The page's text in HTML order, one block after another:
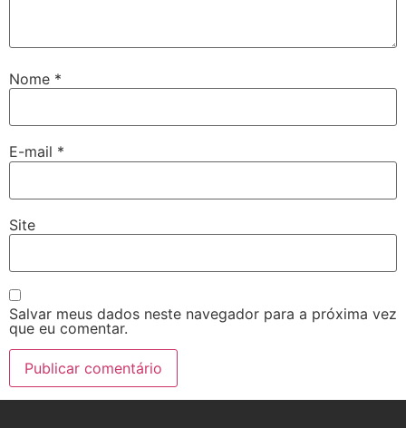
Nome *
E-mail *
Site
Salvar meus dados neste navegador para a próxima vez
que eu comentar.